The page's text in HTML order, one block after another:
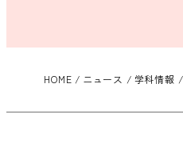
HOME ニュース 学科情報